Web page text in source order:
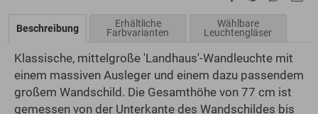
Beschreibung
Erhältliche
Farbvarianten
Wählbare
Leuchtengläser
Klassische, mittelgroße 'Landhaus'-Wandleuchte mit
einem massiven Ausleger und einem dazu passendem
großem Wandschild. Die Gesamthöhe von 77 cm ist
gemessen von der Unterkante des Wandschildes bis